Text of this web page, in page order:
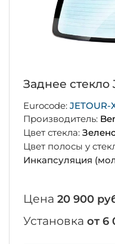
Заднее стекло
Eurocode: JETOUR-
Производитель:
Цвет стекла:
Цвет полосы у
Инкапсуляция
Цена 20 900
Установка от 6